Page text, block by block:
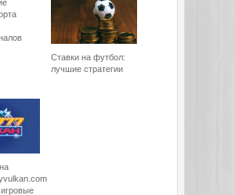
Ставки на футбол:
лучшие стратегии